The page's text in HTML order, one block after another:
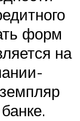
форм
на